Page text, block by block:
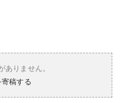
ありません。
稿する